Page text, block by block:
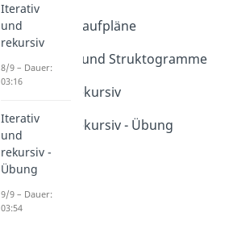
Dauer: 05:46
Programmablaufpläne
Dauer: 03:32
Pseudo-Code und Struktogramme
Dauer: 02:49
Iterativ und rekursiv
Iterativ und rekursiv - Übung
Dauer: 03:54
Iterativ
und
rekursiv
8/9 – Dauer:
03:16
Iterativ
und
rekursiv -
Übung
9/9 – Dauer:
03:54